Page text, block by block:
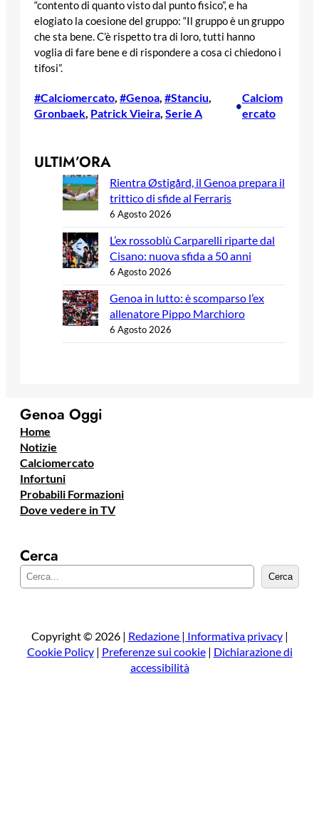
“contento di quanto visto dal punto fisico”, e ha
elogiato la coesione del gruppo: “Il gruppo è un gruppo
che sta bene. C’è rispetto tra di loro, tutti hanno
voglia di fare bene e di rispondere a cosa ci chiedono i
tifosi”.
#Calciomercato #Genoa #Stanciu
Gronbaek Patrick Vieira Serie A
•
Calciom
ercato
ULTIM’ORA
Rientra Østigård, il Genoa prepara il
trittico di sfide al Ferraris
6 Agosto 2026
L’ex rossoblù Carparelli riparte dal
Cisano: nuova sfida a 50 anni
6 Agosto 2026
Genoa in lutto: è scomparso l’ex
allenatore Pippo Marchioro
6 Agosto 2026
Genoa Oggi
Home
Notizie
Calciomercato
Infortuni
Probabili Formazioni
Dove vedere in TV
Cerca
e
a
Cerca
Copyright © 2026 | Redazione | Informativa privacy|
Cookie Policy| Preferenze sui cookie| Dichiarazione di
accessibilità